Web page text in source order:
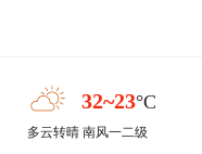
32~23°C
多云转晴 南风一二级